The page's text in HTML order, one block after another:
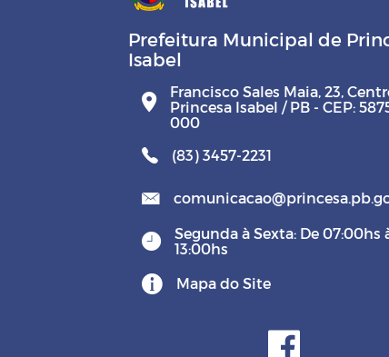
Prefeitura Municipal de
Isabel
Francisco Sales Maia, 23,
Princesa Isabel / PB - CEP:
000
(83) 3457-2231
Segunda à Sexta: De 07:00hs
13:00hs
Mapa do Site